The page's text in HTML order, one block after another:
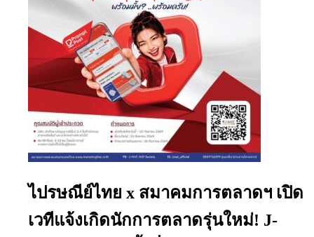
ไปรษณีย์ไทย x สมาคมการตลาดฯ เปิด
เวทีแจ้งเกิดนักการตลาดรุ่นใหม่! J-